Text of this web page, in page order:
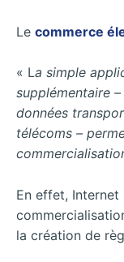
Le commerce
« La simple
supplémentaire
données
télécoms –
En effet, Internet
la création de